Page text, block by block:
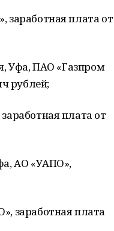
плата от
Уфа, ПАО «Газпром
рублей;
плата от
АО «УАПО»,
заработная плата